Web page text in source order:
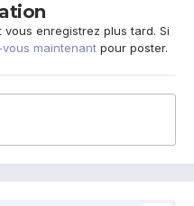
enregistrez plus tard. Si
maintenant pour poster.